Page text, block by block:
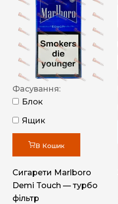
Фасування:
Блок
Ящик
В Кошик
Сигарети Marlboro
Demi Touch — турбо
фільтр